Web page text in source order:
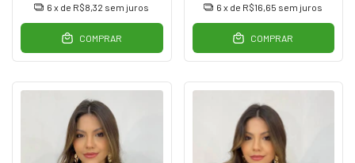
6 x de R$8,32 sem juros
COMPRAR
6 x de R$16,65 sem juros
COMPRAR